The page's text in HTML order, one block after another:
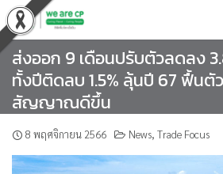
Skip
to
content
ส่งออก 9 เดือนปรับตัวลดลง
ทั้งปีติดลบ 1.5% ลุ้นปี 67 ฟื้นตั
สัญญาณดีขึ้น
8 พฤศจิกายน 2566 News, Trade Focus